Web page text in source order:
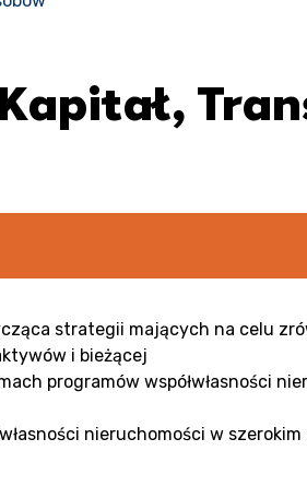
strategii mających na celu
i bieżącej
programów współwłasności
nieruchomości w szerokim